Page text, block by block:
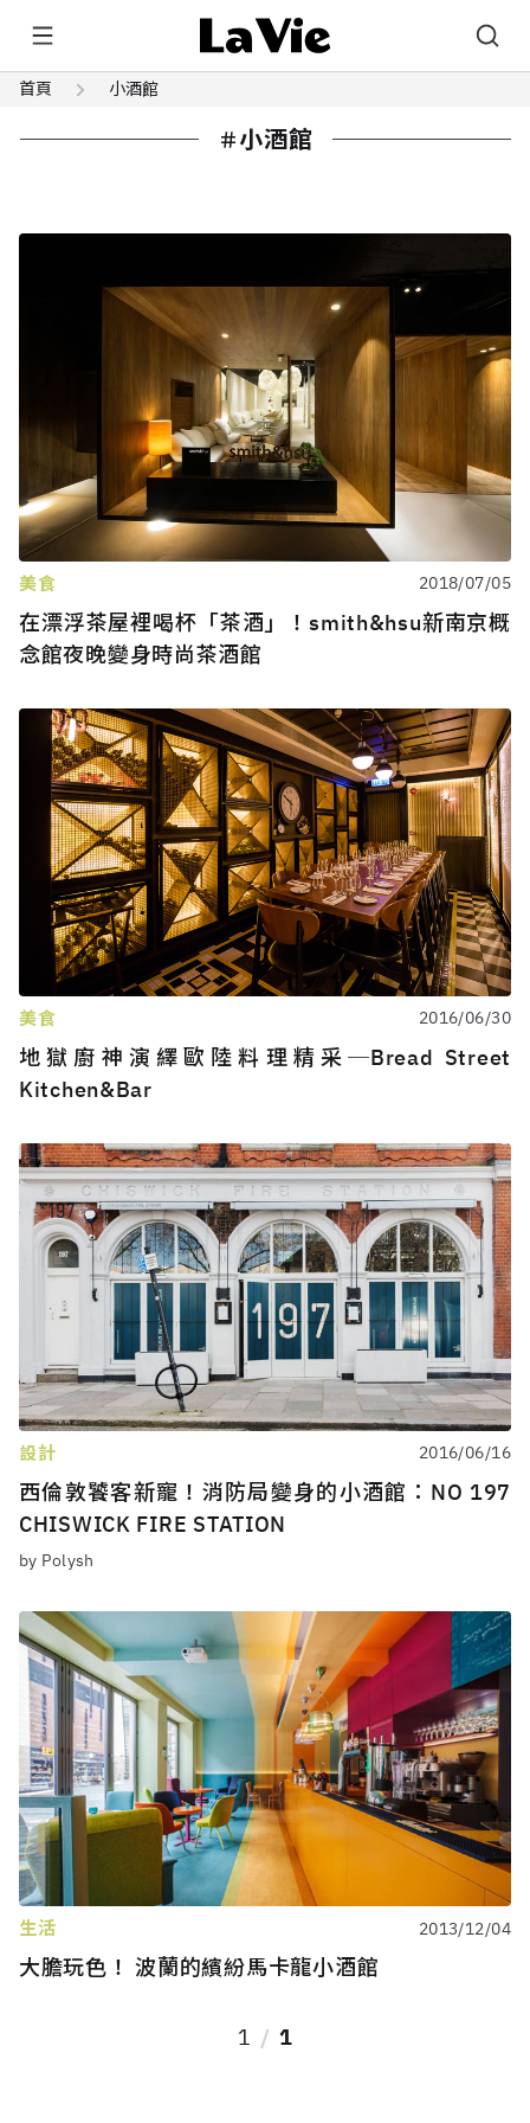
首頁 小酒館
小酒館
美食 2018/07/05
在漂浮茶屋裡喝杯「茶酒」！smith&hsu新南京概
念館夜晚變身時尚茶酒館
美食 2016/06/30
地獄廚神演繹歐陸料理精采─Bread Street
Kitchen&Bar
設計 2016/06/16
西倫敦饕客新寵！消防局變身的小酒館：NO 197
CHISWICK FIRE STATION
by Polysh
生活 2013/12/04
大膽玩色！ 波蘭的繽紛馬卡龍小酒館
1 1